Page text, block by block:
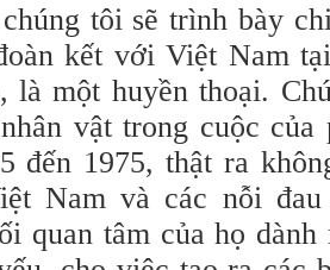
tôi sẽ trình bày
kết với Việt Nam
là một huyền thoại.
vật trong cuộc
đến 1975, thật ra
Nam và các nỗi
quan tâm của họ